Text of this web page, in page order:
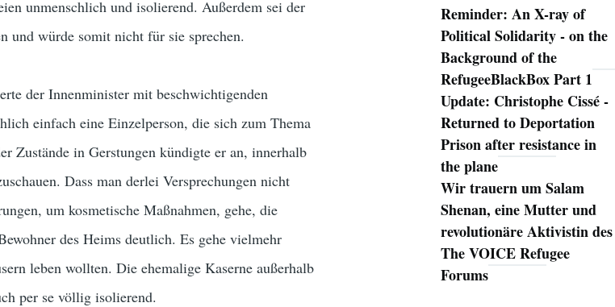
unmenschlich und isolierend. Außerdem sei der
und würde somit nicht für sie sprechen.
der Innenminister mit beschwichtigenden
einfach eine Einzelperson, die sich zum Thema
Zustände in Gerstungen kündigte er an, innerhalb
Dass man derlei Versprechungen nicht
um kosmetische Maßnahmen, gehe, die
des Heims deutlich. Es gehe vielmehr
leben wollten. Die ehemalige Kaserne außerhalb
per se völlig isolierend.
Reminder: An X-ray of
Political Solidarity - on the
Background of the
RefugeeBlackBox Part 1
Update: Christophe Cissé -
Returned to Deportation
Prison after resistance in
the plane
Wir trauern um Salam
Shenan, eine Mutter und
revolutionäre Aktivistin des
The VOICE Refugee
Forums